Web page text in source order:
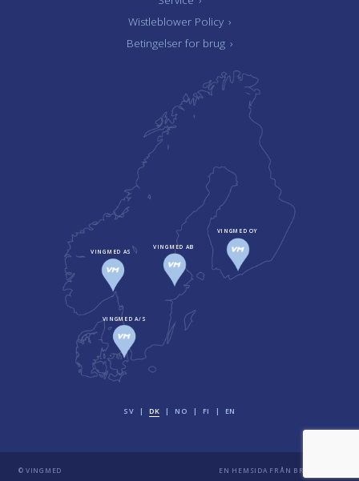
Wistleblower Policy ›
Betingelser for brug ›
VINGMED A/S
VINGMED AS
VINGMED AB
VINGMED OY
SV DK NO FI EN
© VINGMED EN HEMSIDA FRÅN BRAVISSIMO